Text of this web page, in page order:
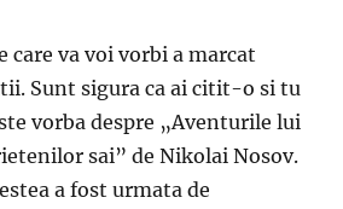
care va voi vorbi a marcat
Sunt sigura ca ai citit-o si tu
vorba despre „Aventurile lui
sai” de Nikolai Nosov.
a fost urmata de